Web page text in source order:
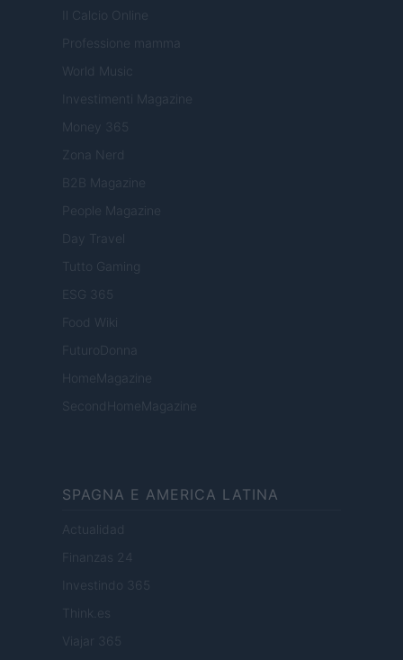
Il Calcio Online
Professione mamma
World Music
Investimenti Magazine
Money 365
Zona Nerd
B2B Magazine
People Magazine
Day Travel
Tutto Gaming
ESG 365
Food Wiki
FuturoDonna
HomeMagazine
SecondHomeMagazine
SPAGNA E AMERICA LATINA
Actualidad
Finanzas 24
Investindo 365
Think.es
Viajar 365